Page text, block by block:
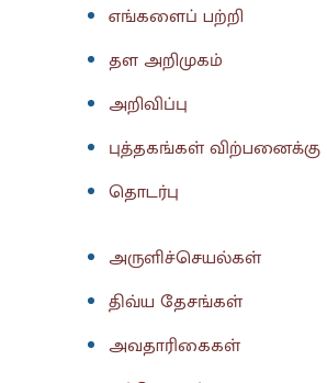
எங்களைப் பற்றி
தள அறிமுகம்
அறிவிப்பு
புத்தகங்கள் விற்பனைக்கு
தொடர்பு
அருளிச்செயல்கள்
திவ்ய தேசங்கள்
அவதாரிகைகள்